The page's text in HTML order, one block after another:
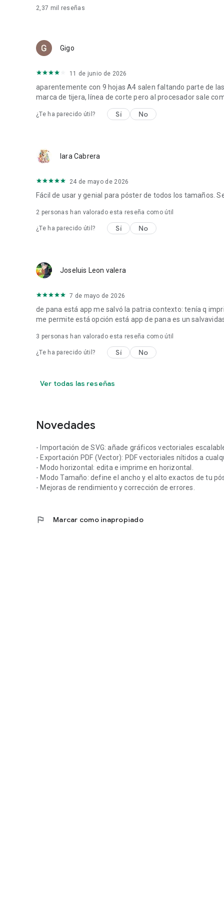
- Ecológico – ahorra recursos utilizando tu impresora
2,37 mil reseñas
Gigo
11 de junio de 2026
aparentemente con 9 hojas A4 salen faltando parte de
marca de tijera, línea de corte pero al procesador sale
¿Te ha parecido útil? Sí No
Iara Cabrera
24 de mayo de 2026
Fácil de usar y genial para póster de todos los tamaños.
2 personas han valorado esta reseña como útil
¿Te ha parecido útil? Sí No
Joseluis Leon valera
7 de mayo de 2026
de pana está app me salvó la patria contexto: tenía q
me permite está opción está app de pana es un
3 personas han valorado esta reseña como útil
¿Te ha parecido útil? Sí No
Ver todas las reseñas
Novedades
- Importación de SVG: añade gráficos vectoriales
- Exportación PDF (Vector): PDF vectoriales nítidos a
- Modo horizontal: edita e imprime en horizontal.
- Modo Tamaño: define el ancho y el alto exactos de tu
- Mejoras de rendimiento y corrección de errores.
flag Marcar como inapropiado